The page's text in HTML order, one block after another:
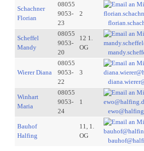
Schachner
Florian
08055
9053-
23
2
Scheffel
Mandy
08055
9053-
20
12 1.
OG
Wierer Diana
08055
9053-
22
3
Winhart
Maria
08055
9053-
24
1
Bauhof
Halfing
11, 1.
OG